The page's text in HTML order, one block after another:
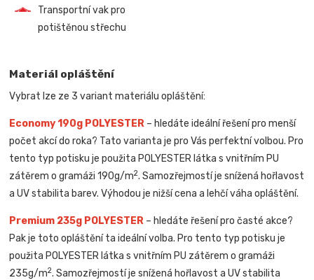
Transportní vak pro
potištěnou střechu
Materiál opláštění
Vybrat lze ze 3 variant materiálu opláštění:
Economy 190g POLYESTER – hledáte ideální řešení pro menší
počet akcí do roka? Tato varianta je pro Vás perfektní volbou. Pro
tento typ potisku je použita POLYESTER látka s vnitřním PU
zátěrem o gramáži 190g/m2. Samozřejmostí je snížená hořlavost
a UV stabilita barev. Výhodou je nižší cena a lehčí váha opláštění.
Premium 235g POLYESTER – hledáte řešení pro časté akce?
Pak je toto opláštění ta ideální volba. Pro tento typ potisku je
použita POLYESTER látka s vnitřním PU zátěrem o gramáži
235g/m2. Samozřejmostí je snížená hořlavost a UV stabilita